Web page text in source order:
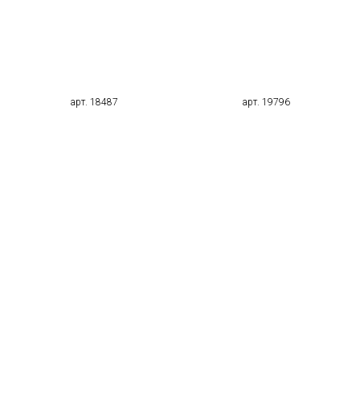
арт. 18487 арт. 19796